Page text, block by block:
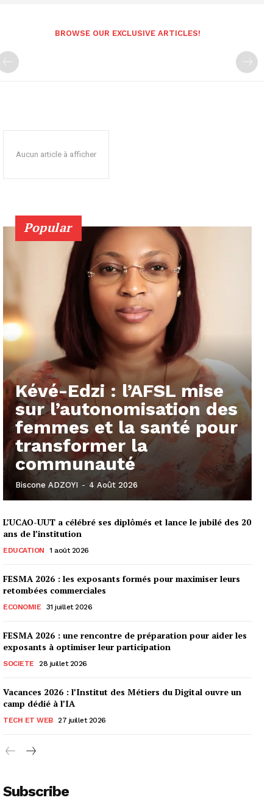
BROWSE OUR EXCLUSIVE ARTICLES!
Aucun article à afficher
Popular
Kévé-Edzi : l’AFSL mise
sur l’autonomisation des
femmes et la santé pour
transformer la
communauté
Biscone ADZOYI - 4 Août 2026
L’UCAO-UUT a célébré ses diplômés et lance le jubilé des 20
ans de l’institution
EDUCATION 1 août 2026
FESMA 2026 : les exposants formés pour maximiser leurs
retombées commerciales
ECONOMIE 31 juillet 2026
FESMA 2026 : une rencontre de préparation pour aider les
exposants à optimiser leur participation
SOCIETE 28 juillet 2026
Vacances 2026 : l’Institut des Métiers du Digital ouvre un
camp dédié à l’IA
TECH ET WEB 27 juillet 2026
Subscribe